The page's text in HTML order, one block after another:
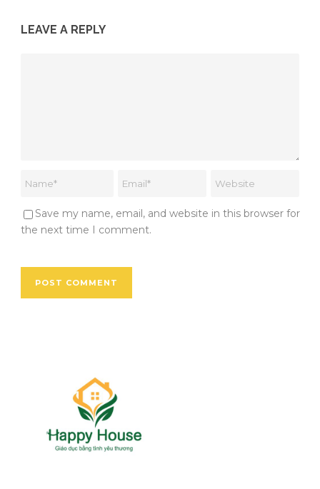
LEAVE A REPLY
Save my name, email, and website in this browser for
the next time I comment.